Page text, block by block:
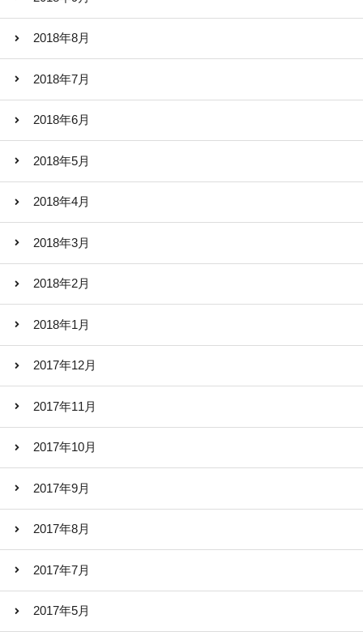
2018年8月
2018年7月
2018年6月
2018年5月
2018年4月
2018年3月
2018年2月
2018年1月
2017年12月
2017年11月
2017年10月
2017年9月
2017年8月
2017年7月
2017年5月